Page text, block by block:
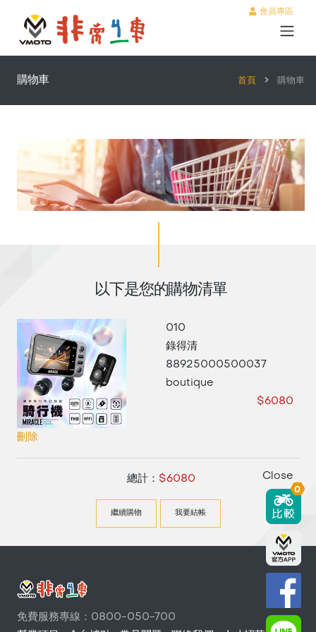
會員專區
購物車 首頁 購物車
以下是您的購物清單
刪除
010
錄得清
88925000500037
boutique
$6080
總計： $6080
繼續購物 我要結帳
免費服務專線：0800-050-700
Close
0